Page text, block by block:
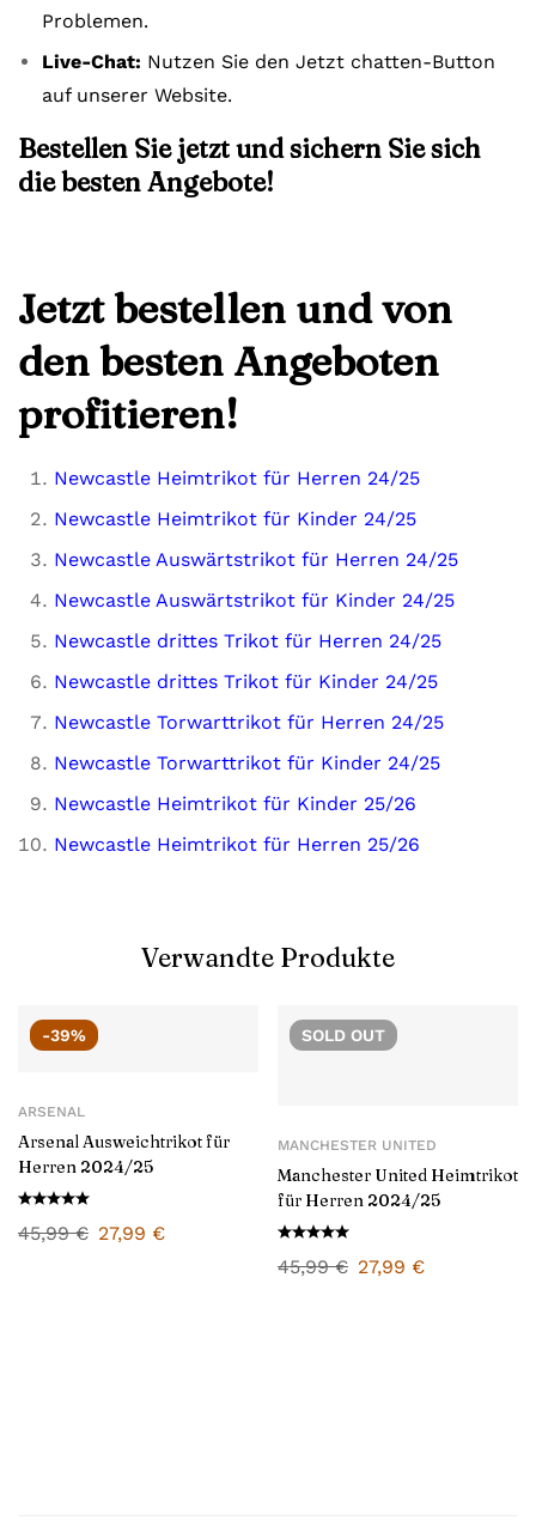
Problemen.
Live-Chat: Nutzen Sie den Jetzt chatten-Button
auf unserer Website.
Bestellen Sie jetzt und sichern Sie sich
die besten Angebote!
Jetzt bestellen und von
den besten Angeboten
profitieren!
Newcastle Heimtrikot für Herren 24/25
Newcastle Heimtrikot für Kinder 24/25
Newcastle Auswärtstrikot für Herren 24/25
Newcastle Auswärtstrikot für Kinder 24/25
Newcastle drittes Trikot für Herren 24/25
Newcastle drittes Trikot für Kinder 24/25
Newcastle Torwarttrikot für Herren 24/25
Newcastle Torwarttrikot für Kinder 24/25
Newcastle Heimtrikot für Kinder 25/26
Newcastle Heimtrikot für Herren 25/26
Verwandte Produkte
-39%
ARSENAL
Arsenal Ausweichtrikot für
Herren 2024/25
45,99€ 27,99 €
SOLD OUT
MANCHESTER UNITED
Manchester United Heimtrikot
für Herren 2024/25
45,99€ 27,99 €